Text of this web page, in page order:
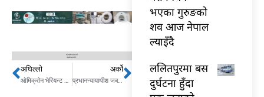
Prev
अघिल्लो अर्को
प्रधानन्यायाधीश जबराले कायममुकायम नदिने, अस्पतालबाट डिस्चार्ज हुँदै Next
भएका गुरुङको
शव आज नेपाल
ल्याइँदै
ललितपुरमा बस
दुर्घटना हुँदा